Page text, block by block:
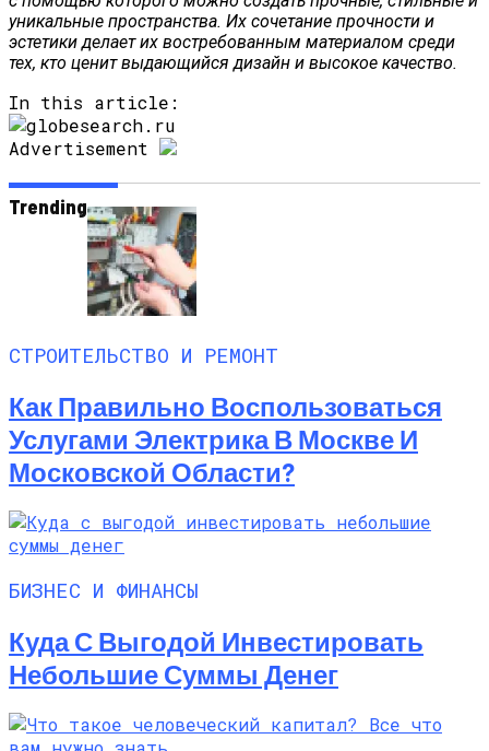
уникальные пространства. Их сочетание прочности и
эстетики делает их востребованным материалом среди
тех, кто ценит выдающийся дизайн и высокое качество.
In this article:
Advertisement
Trending
СТРОИТЕЛЬСТВО И РЕМОНТ
Как Правильно Воспользоваться
Услугами Электрика В Москве И
Московской Области?
БИЗНЕС И ФИНАНСЫ
Куда С Выгодой Инвестировать
Небольшие Суммы Денег